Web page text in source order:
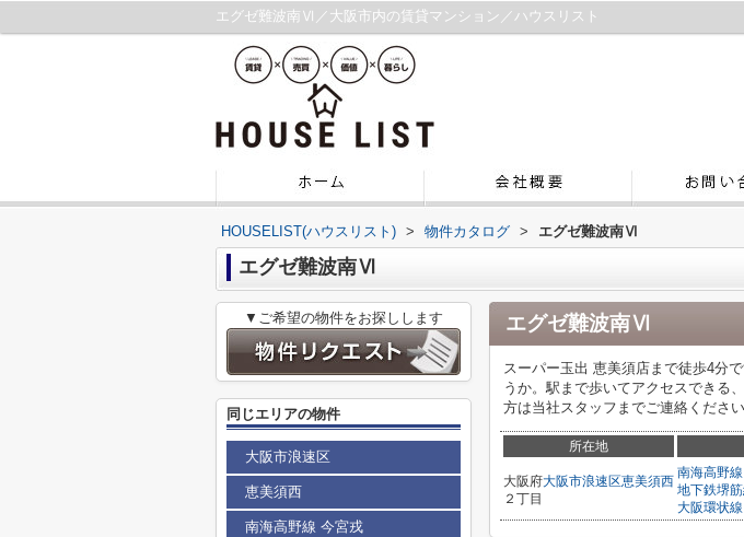
エグゼ難波南Ⅵ／大阪市内の賃貸マンション／ハウスリスト
HOUSELIST(ハウスリスト) > 物件カタログ > エグゼ難波南Ⅵ
エグゼ難波南Ⅵ
エグゼ難波南Ⅵ
スーパー玉出 恵美須店まで徒歩4分
うか。駅まで歩いてアクセスできる
方は当社スタッフまでご連絡くださ
所在地
大阪府大阪市浪速区恵美須西
２丁目
南海高野線
地下鉄堺
大阪環状線
▼ご希望の物件をお探しします
同じエリアの物件
大阪市浪速区
恵美須西
南海高野線 今宮戎